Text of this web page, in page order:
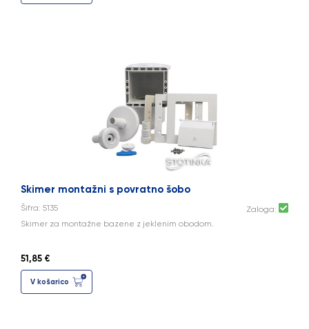
Skimer montažni s povratno šobo
Šifra: 5135
Zaloga:
Skimer za montažne bazene z jeklenim obodom.
51,85 €
V košarico